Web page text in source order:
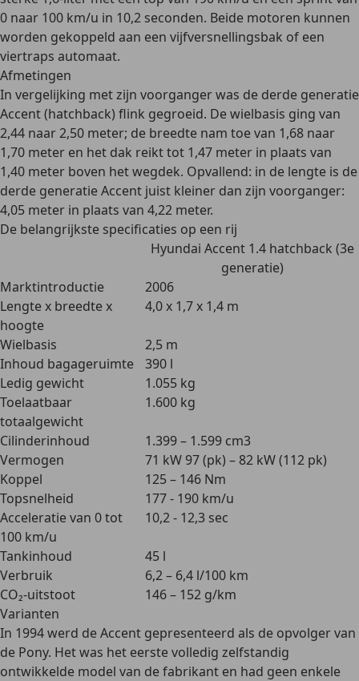
0 naar 100 km/u in 10,2 seconden. Beide motoren kunnen
worden gekoppeld aan een vijfversnellingsbak of een
viertraps automaat.
Afmetingen
In vergelijking met zijn voorganger was de derde generatie
Accent (hatchback) flink gegroeid. De wielbasis ging van
2,44 naar 2,50 meter; de breedte nam toe van 1,68 naar
1,70 meter en het dak reikt tot 1,47 meter in plaats van
1,40 meter boven het wegdek. Opvallend: in de lengte is de
derde generatie Accent juist kleiner dan zijn voorganger:
4,05 meter in plaats van 4,22 meter.
De belangrijkste specificaties op een rij
Hyundai Accent 1.4 hatchback (3e
generatie)
Marktintroductie
2006
Lengte x breedte x
hoogte
4,0 x 1,7 x 1,4 m
Wielbasis
2,5 m
Inhoud bagageruimte
390 l
Ledig gewicht
1.055 kg
Toelaatbaar
totaalgewicht
1.600 kg
Cilinderinhoud
1.399 – 1.599 cm3
Vermogen
71 kW 97 (pk) – 82 kW (112 pk)
Koppel
125 – 146 Nm
Topsnelheid
177 - 190 km/u
Acceleratie van 0 tot
100 km/u
10,2 - 12,3 sec
Tankinhoud
45 l
Verbruik
6,2 – 6,4 l/100 km
CO₂-uitstoot
146 – 152 g/km
Varianten
In 1994 werd de Accent gepresenteerd als de opvolger van
de Pony. Het was het eerste volledig zelfstandig
ontwikkelde model van de fabrikant en had geen enkele